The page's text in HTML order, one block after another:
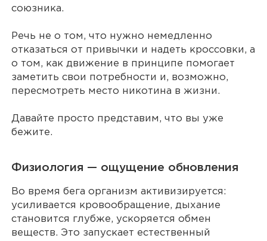
союзника.
Речь не о том, что нужно немедленно
отказаться от привычки и надеть кроссовки, а
о том, как движение в принципе помогает
заметить свои потребности и, возможно,
пересмотреть место никотина в жизни.
Давайте просто представим, что вы уже
бежите.
Физиология — ощущение обновления
Во время бега организм активизируется:
усиливается кровообращение, дыхание
становится глубже, ускоряется обмен
веществ. Это запускает естественный